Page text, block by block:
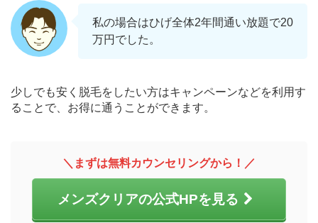
私の場合はひげ全体2年間通い放題で20
万円でした。
少しでも安く脱毛をしたい方はキャンペーンなどを利用す
ることで、お得に通うことができます。
＼まずは無料カウンセリングから！／
メンズクリアの公式HPを見る